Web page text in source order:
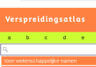
Verspreidingsatlas
a b c d e
toon wetenschappelijke namen